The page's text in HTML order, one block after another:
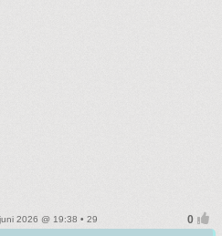
2026 @ 19:38 • 29